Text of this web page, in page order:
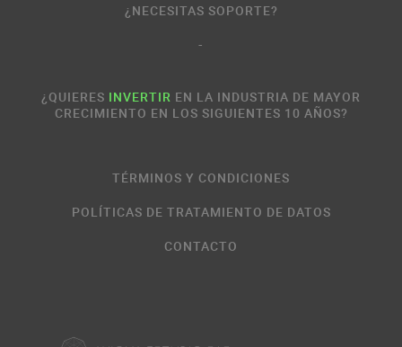
¿NECESITAS SOPORTE?
-
¿QUIERES INVERTIR EN LA INDUSTRIA DE MAYOR
CRECIMIENTO EN LOS SIGUIENTES 10 AÑOS?
TÉRMINOS Y CONDICIONES
POLÍTICAS DE TRATAMIENTO DE DATOS
CONTACTO